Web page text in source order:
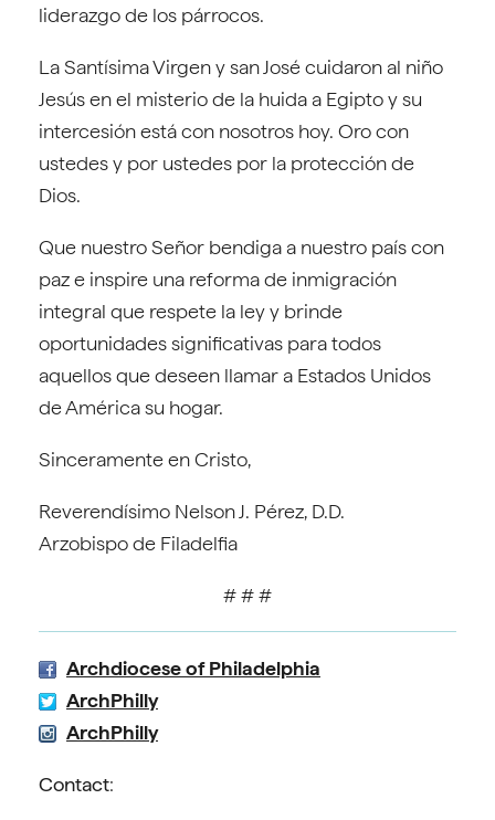
liderazgo de los párrocos.
La Santísima Virgen y san José cuidaron al niño
Jesús en el misterio de la huida a Egipto y su
intercesión está con nosotros hoy. Oro con
ustedes y por ustedes por la protección de
Dios.
Que nuestro Señor bendiga a nuestro país con
paz e inspire una reforma de inmigración
integral que respete la ley y brinde
oportunidades significativas para todos
aquellos que deseen llamar a Estados Unidos
de América su hogar.
Sinceramente en Cristo,
Reverendísimo Nelson J. Pérez, D.D.
Arzobispo de Filadelfia
# # #
Archdiocese of Philadelphia
ArchPhilly
ArchPhilly
Contact: